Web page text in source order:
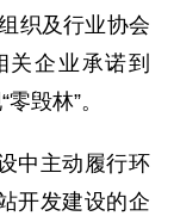
织及行业协会
关企业承诺到
毁林”。
主动履行环
开发建设的企